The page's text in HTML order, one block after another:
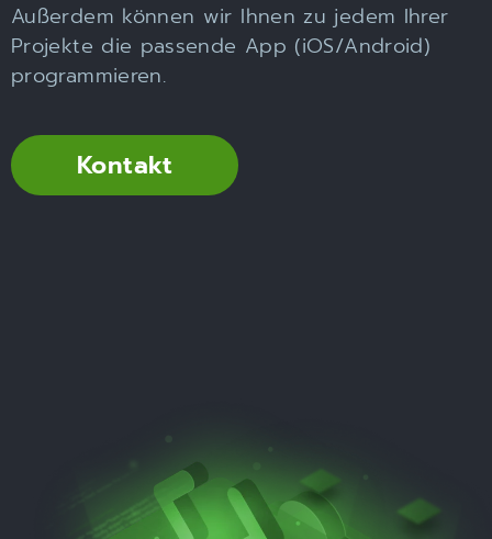
Außerdem können wir Ihnen zu jedem Ihrer
Projekte die passende App (iOS/Android)
programmieren.
Kontakt